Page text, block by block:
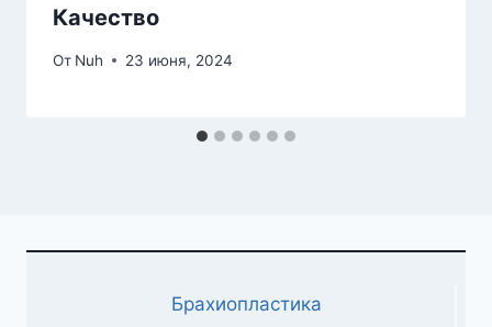
Качество
От Nuh 23 июня, 2024
Брахиопластика